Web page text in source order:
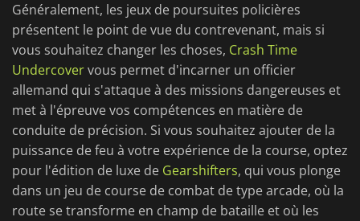
Généralement, les jeux de poursuites policières
présentent le point de vue du contrevenant, mais si
vous souhaitez changer les choses, Crash Time
Undercovervous permet d'incarner un officier
allemand qui s'attaque à des missions dangereuses et
met à l'épreuve vos compétences en matière de
conduite de précision. Si vous souhaitez ajouter de la
puissance de feu à votre expérience de la course, optez
pour l'édition de luxe de Gearshifters, qui vous plonge
dans un jeu de course de combat de type arcade, où la
route se transforme en champ de bataille et où les